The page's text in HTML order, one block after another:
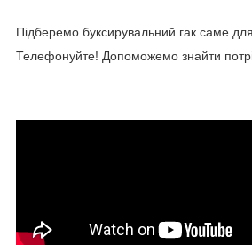
Підберемо буксирувальний гак саме
Телефонуйте! Допоможемо знайти